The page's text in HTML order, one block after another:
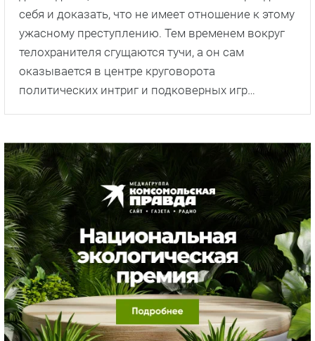
себя и доказать, что не имеет отношение к этому
ужасному преступлению. Тем временем вокруг
телохранителя сгущаются тучи, а он сам
оказывается в центре круговорота
политических интриг и подковерных игр…